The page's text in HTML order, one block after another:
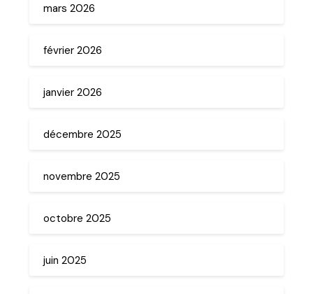
mars 2026
février 2026
janvier 2026
décembre 2025
novembre 2025
octobre 2025
juin 2025